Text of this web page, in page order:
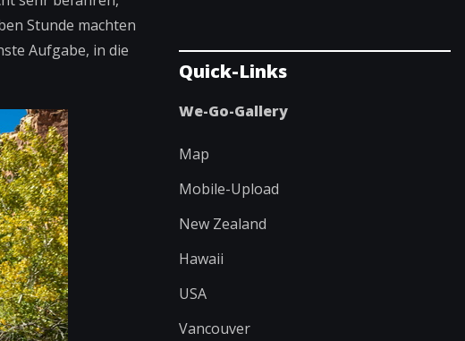
Stunde machten
Aufgabe, in die
Quick-Links
We-Go-Gallery
Map
Mobile-Upload
New Zealand
Hawaii
USA
Vancouver